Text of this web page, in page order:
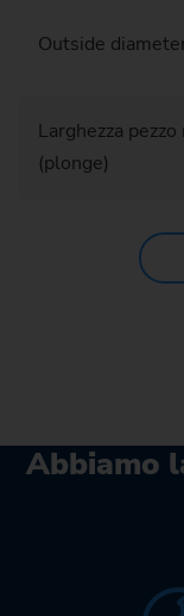
Outside
Larghezza pezzo
(plonge)
Abbiamo